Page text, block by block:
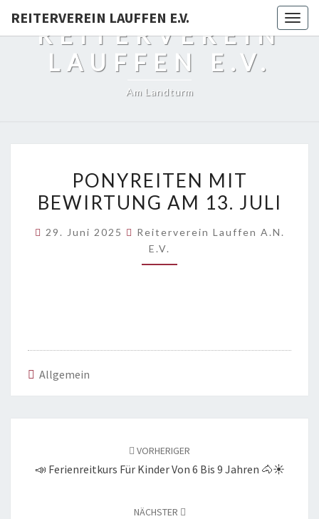
REITERVEREIN LAUFFEN E.V.
REITERVEREIN
LAUFFEN E.V.
Am Landturm
MIT
BEWIRTUNG
JULI
PONYREITEN MIT
BEWIRTUNG AM 13. JULI
29. Juni 2025
Reiterverein Lauffen A.N.
E.V.
Allgemein
VORHERIGER
📣 Ferienreitkurs Für Kinder Von 6 Bis 9 Jahren 🐴☀️
NÄCHSTER